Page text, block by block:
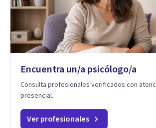
Encuentra un/a psicólogo/a
Consulta profesionales verificados con
presencial.
Ver profesionales